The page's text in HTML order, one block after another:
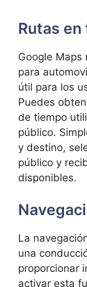
Rutas
Google Maps
para
útil para los
Puedes
de tiempo
público.
y destino,
público y
disponibles.
La
una
proporcionar
activar esta